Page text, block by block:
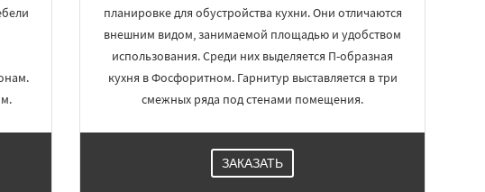
планировке для обустройства кухни. Они отличаются
внешним видом, занимаемой площадью и удобством
использования. Среди них выделяется П-образная
кухня в Фосфоритном. Гарнитур выставляется в три
смежных ряда под стенами помещения.
ЗАКАЗАТЬ